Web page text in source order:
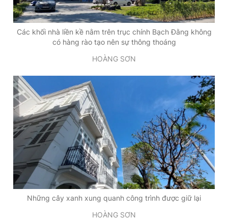
Các khối nhà liền kề nằm trên trục chính Bạch Đằng không
có hàng rào tạo nên sự thông thoáng
HOÀNG SƠN
Những cây xanh xung quanh công trình được giữ lại
HOÀNG SƠN